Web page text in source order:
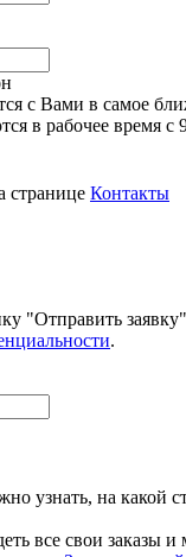
с Вами в самое
в рабочее время с
странице Контакты
"Отправить
.
узнать, на какой
все свои заказы и